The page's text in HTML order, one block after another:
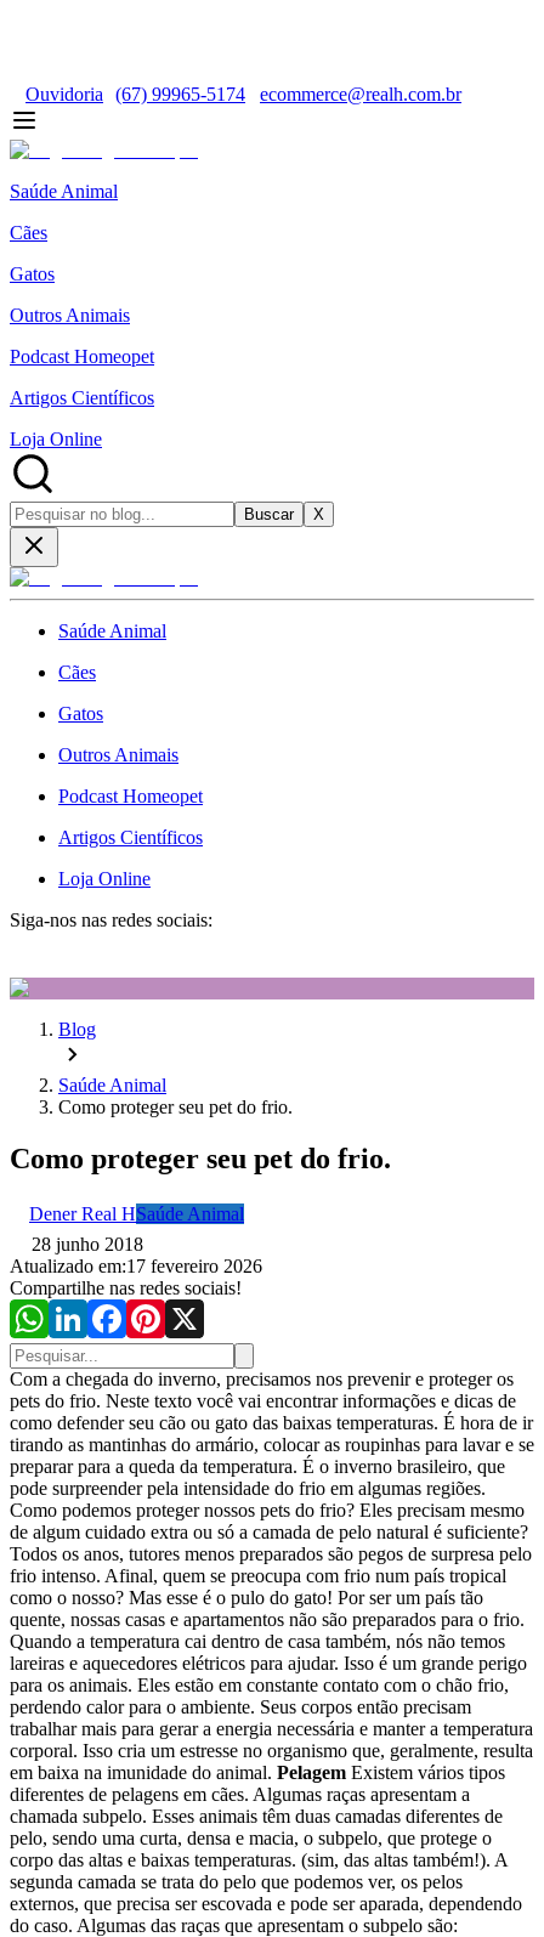
Ouvidoria (67) 99965-5174 ecommerce@realh.com.br
Saúde Animal
Cães
Gatos
Outros Animais
Podcast Homeopet
Artigos Científicos
Loja Online
Buscar X
Saúde Animal
Cães
Gatos
Outros Animais
Podcast Homeopet
Artigos Científicos
Loja Online
Siga-nos nas redes sociais:
Blog
Saúde Animal
Como proteger seu pet do frio.
Como proteger seu pet do frio.
Dener Real HSaúde Animal
28 junho 2018
Atualizado em:17 fevereiro 2026
Compartilhe nas redes sociais!
Com a chegada do inverno, precisamos nos prevenir e proteger os
pets do frio. Neste texto você vai encontrar informações e dicas de
como defender seu cão ou gato das baixas temperaturas. É hora de ir
tirando as mantinhas do armário, colocar as roupinhas para lavar e se
preparar para a queda da temperatura. É o inverno brasileiro, que
pode surpreender pela intensidade do frio em algumas regiões.
Como podemos proteger nossos pets do frio? Eles precisam mesmo
de algum cuidado extra ou só a camada de pelo natural é suficiente?
Todos os anos, tutores menos preparados são pegos de surpresa pelo
frio intenso. Afinal, quem se preocupa com frio num país tropical
como o nosso? Mas esse é o pulo do gato! Por ser um país tão
quente, nossas casas e apartamentos não são preparados para o frio.
Quando a temperatura cai dentro de casa também, nós não temos
lareiras e aquecedores elétricos para ajudar. Isso é um grande perigo
para os animais. Eles estão em constante contato com o chão frio,
perdendo calor para o ambiente. Seus corpos então precisam
trabalhar mais para gerar a energia necessária e manter a temperatura
corporal. Isso cria um estresse no organismo que, geralmente, resulta
em baixa na imunidade do animal. Pelagem Existem vários tipos
diferentes de pelagens em cães. Algumas raças apresentam a
chamada subpelo. Esses animais têm duas camadas diferentes de
pelo, sendo uma curta, densa e macia, o subpelo, que protege o
corpo das altas e baixas temperaturas. (sim, das altas também!). A
segunda camada se trata do pelo que podemos ver, os pelos
externos, que precisa ser escovada e pode ser aparada, dependendo
do caso. Algumas das raças que apresentam o subpelo são: